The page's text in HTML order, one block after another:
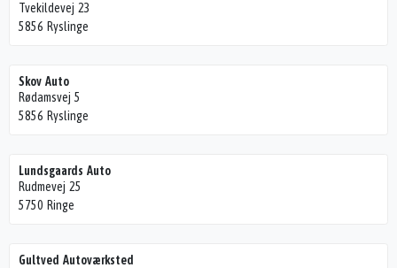
Tvekildevej 23
5856 Ryslinge
Skov Auto
Rødamsvej 5
5856 Ryslinge
Lundsgaards Auto
Rudmevej 25
5750 Ringe
Gultved Autoværksted